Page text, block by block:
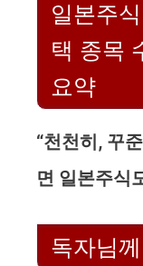
일본주
택 종목
요약
“천천히, 꾸
면 일본주식
독자님